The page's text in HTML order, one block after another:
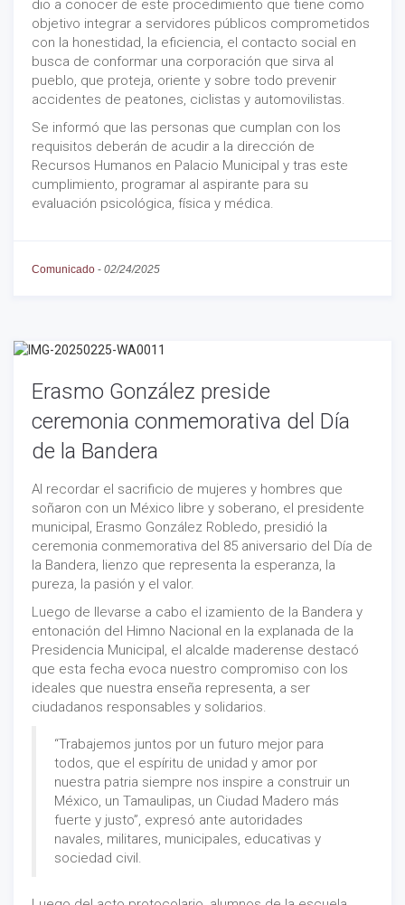
dio a conocer de este procedimiento que tiene como
objetivo integrar a servidores públicos comprometidos
con la honestidad, la eficiencia, el contacto social en
busca de conformar una corporación que sirva al
pueblo, que proteja, oriente y sobre todo prevenir
accidentes de peatones, ciclistas y automovilistas.
Se informó que las personas que cumplan con los
requisitos deberán de acudir a la dirección de
Recursos Humanos en Palacio Municipal y tras este
cumplimiento, programar al aspirante para su
evaluación psicológica, física y médica.
Comunicado - 02/24/2025
Erasmo González preside
ceremonia conmemorativa del Día
de la Bandera
Al recordar el sacrificio de mujeres y hombres que
soñaron con un México libre y soberano, el presidente
municipal, Erasmo González Robledo, presidió la
ceremonia conmemorativa del 85 aniversario del Día de
la Bandera, lienzo que representa la esperanza, la
pureza, la pasión y el valor.
Luego de llevarse a cabo el izamiento de la Bandera y
entonación del Himno Nacional en la explanada de la
Presidencia Municipal, el alcalde maderense destacó
que esta fecha evoca nuestro compromiso con los
ideales que nuestra enseña representa, a ser
ciudadanos responsables y solidarios.
“Trabajemos juntos por un futuro mejor para
todos, que el espíritu de unidad y amor por
nuestra patria siempre nos inspire a construir un
México, un Tamaulipas, un Ciudad Madero más
fuerte y justo”, expresó ante autoridades
navales, militares, municipales, educativas y
sociedad civil.